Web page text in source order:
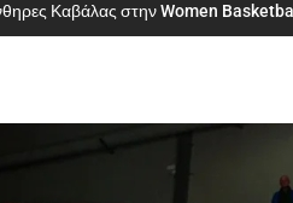
Καβάλας στην Women Basketball
για τα Γιάννενα η Εθνική Γυναικών